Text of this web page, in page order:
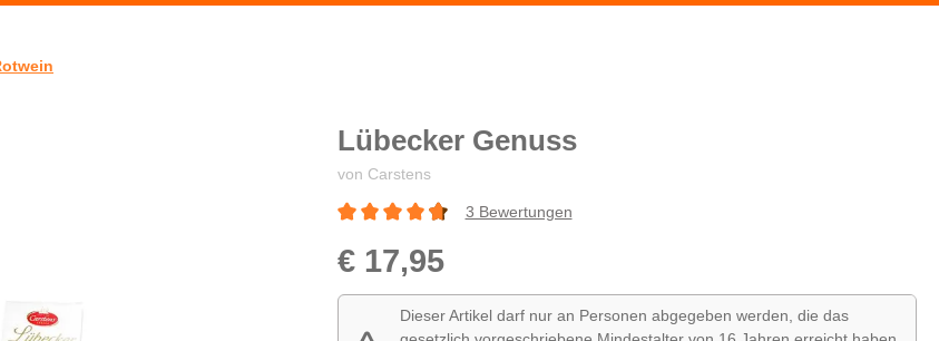
Lübecker Genuss
von Carstens
€ 17,95
Dieser Artikel darf nur an Personen abgegeben werden, die das
3 Bewertungen